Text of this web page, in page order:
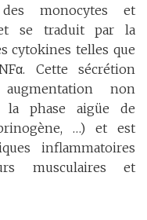
monocytes et
et se traduit par la
cytokines telles que
α. Cette sécrétion
non
la phase aigüe de
…) et est
inflammatoires
musculaires et